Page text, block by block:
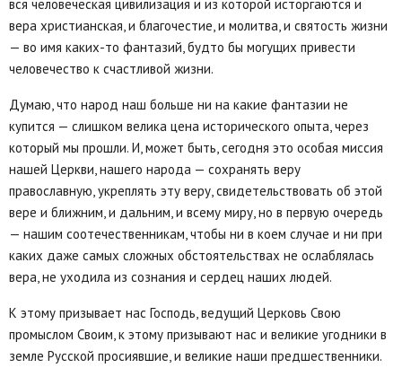
вся человеческая цивилизация и из которой исторгаются и
вера христианская, и благочестие, и молитва, и святость жизни
— во имя каких-то фантазий, будто бы могущих привести
человечество к счастливой жизни.
Думаю, что народ наш больше ни на какие фантазии не
купится — слишком велика цена исторического опыта, через
который мы прошли. И, может быть, сегодня это особая миссия
нашей Церкви, нашего народа — сохранять веру
православную, укреплять эту веру, свидетельствовать об этой
вере и ближним, и дальним, и всему миру, но в первую очередь
— нашим соотечественникам, чтобы ни в коем случае и ни при
каких даже самых сложных обстоятельствах не ослаблялась
вера, не уходила из сознания и сердец наших людей.
К этому призывает нас Господь, ведущий Церковь Свою
промыслом Своим, к этому призывают нас и великие угодники в
земле Русской просиявшие, и великие наши предшественники.